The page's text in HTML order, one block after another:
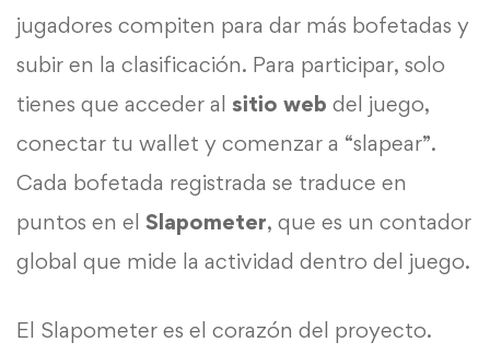
jugadores compiten para dar más bofetadas y
subir en la clasificación. Para participar, solo
tienes que acceder al sitio web del juego,
conectar tu wallet y comenzar a “slapear”.
Cada bofetada registrada se traduce en
puntos en el Slapometer, que es un contador
global que mide la actividad dentro del juego.
El Slapometer es el corazón del proyecto.